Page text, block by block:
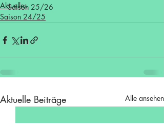
Saison 25/26
Aktuelles
Saison 24/25
Aktuelle Beiträge Alle ansehen